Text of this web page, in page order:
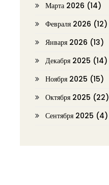
Марта 2026 (14)
Февраля 2026 (12)
Января 2026 (13)
Декабря 2025 (14)
Ноября 2025 (15)
Октября 2025 (22)
Сентября 2025 (4)